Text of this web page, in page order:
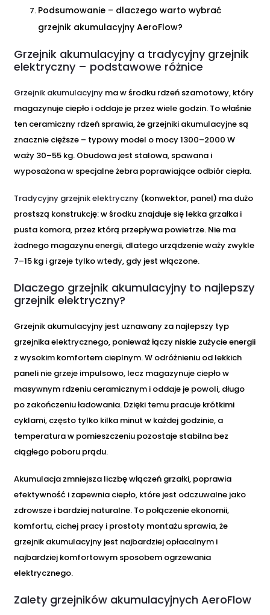
Podsumowanie – dlaczego warto wybrać
grzejnik akumulacyjny AeroFlow?
Grzejnik akumulacyjny a tradycyjny grzejnik
elektryczny – podstawowe różnice
Grzejnik akumulacyjny ma w środku rdzeń szamotowy, który
magazynuje ciepło i oddaje je przez wiele godzin. To właśnie
ten ceramiczny rdzeń sprawia, że grzejniki akumulacyjne są
znacznie cięższe – typowy model o mocy 1300–2000 W
waży 30–55 kg. Obudowa jest stalowa, spawana i
wyposażona w specjalne żebra poprawiające odbiór ciepła.
Tradycyjny grzejnik elektryczny (konwektor, panel) ma dużo
prostszą konstrukcję: w środku znajduje się lekka grzałka i
pusta komora, przez którą przepływa powietrze. Nie ma
żadnego magazynu energii, dlatego urządzenie waży zwykle
7–15 kg i grzeje tylko wtedy, gdy jest włączone.
Dlaczego grzejnik akumulacyjny to najlepszy
grzejnik elektryczny?
Grzejnik akumulacyjny jest uznawany za najlepszy typ
grzejnika elektrycznego, ponieważ łączy niskie zużycie energii
z wysokim komfortem cieplnym. W odróżnieniu od lekkich
paneli nie grzeje impulsowo, lecz magazynuje ciepło w
masywnym rdzeniu ceramicznym i oddaje je powoli, długo
po zakończeniu ładowania. Dzięki temu pracuje krótkimi
cyklami, często tylko kilka minut w każdej godzinie, a
temperatura w pomieszczeniu pozostaje stabilna bez
ciągłego poboru prądu.
Akumulacja zmniejsza liczbę włączeń grzałki, poprawia
efektywność i zapewnia ciepło, które jest odczuwalne jako
zdrowsze i bardziej naturalne. To połączenie ekonomii,
komfortu, cichej pracy i prostoty montażu sprawia, że
grzejnik akumulacyjny jest najbardziej opłacalnym i
najbardziej komfortowym sposobem ogrzewania
elektrycznego.
Zalety grzejników akumulacyjnych AeroFlow